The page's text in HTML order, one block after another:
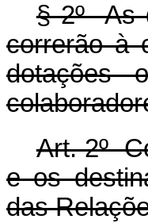
§ 2º As
correrão à
dotações
Art. 2º
e os
das